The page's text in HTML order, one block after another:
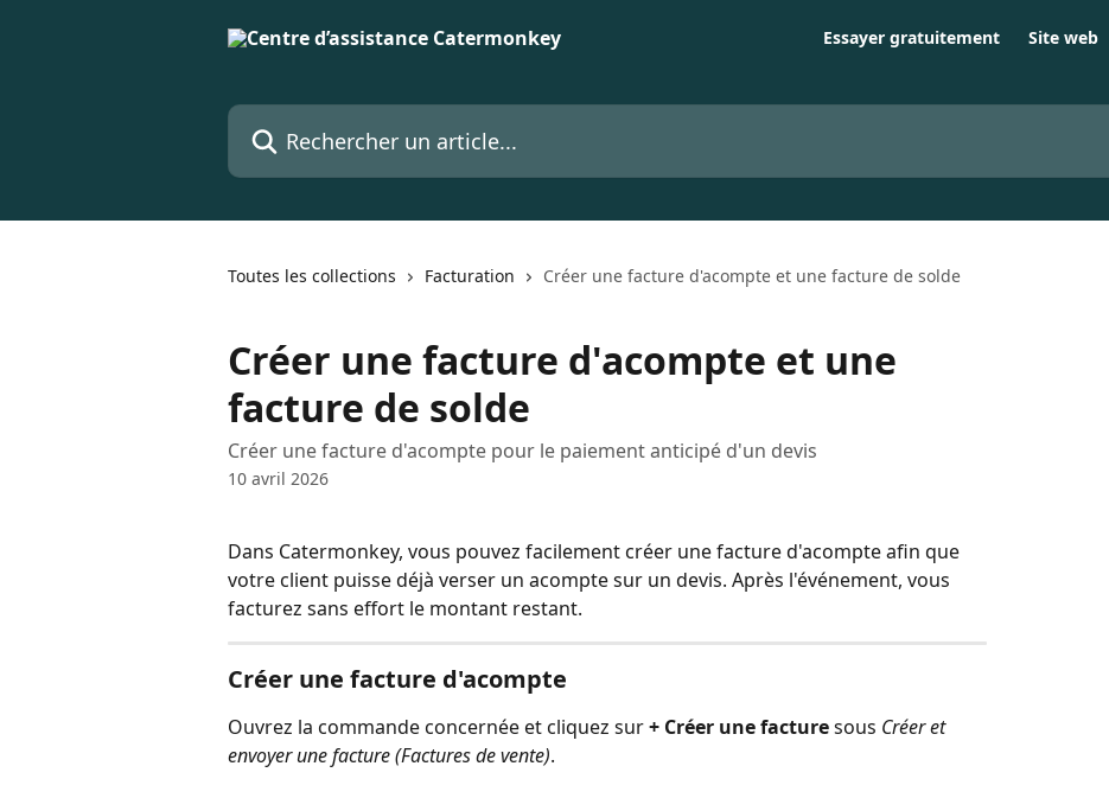
Essayer gratuitement Site web
Rechercher un article...
Toutes les collections Facturation Créer une facture d'acompte et une facture de solde
Créer une facture d'acompte et une
facture de solde
Créer une facture d'acompte pour le paiement anticipé d'un devis
10 avril 2026
Dans Catermonkey, vous pouvez facilement créer une facture d'acompte afin que
votre client puisse déjà verser un acompte sur un devis. Après l'événement, vous
facturez sans effort le montant restant.
Créer une facture d'acompte
Ouvrez la commande concernée et cliquez sur + Créer une facture sous Créer et
envoyer une facture (Factures de vente).